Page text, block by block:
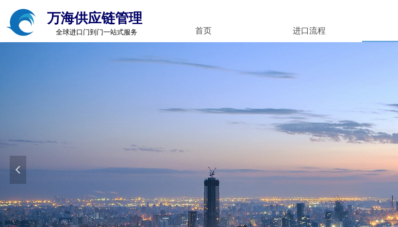
넳
首页 进口流程
万海供应链管理
全球进口门到门一站式服务